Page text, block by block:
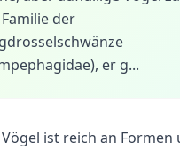
der
er g...
ist reich an Formen